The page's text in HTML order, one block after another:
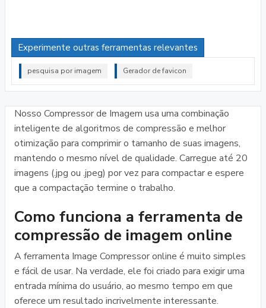
Experimente outras ferramentas relevantes
pesquisa por imagem Gerador de favicon
Nosso Compressor de Imagem usa uma combinação
inteligente de algoritmos de compressão e melhor
otimização para comprimir o tamanho de suas imagens,
mantendo o mesmo nível de qualidade. Carregue até 20
imagens (.jpg ou .jpeg) por vez para compactar e espere
que a compactação termine o trabalho.
Como funciona a ferramenta de
compressão de imagem online
A ferramenta Image Compressor online é muito simples
e fácil de usar. Na verdade, ele foi criado para exigir uma
entrada mínima do usuário, ao mesmo tempo em que
oferece um resultado incrivelmente interessante.